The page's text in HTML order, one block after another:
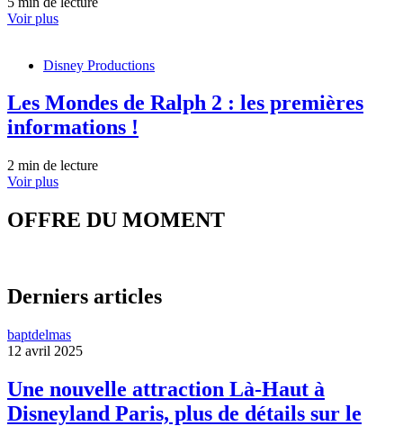
Voir plus
Disney Productions
Les Mondes de Ralph 2 : les premières
informations !
2 min de lecture
Voir plus
OFFRE DU MOMENT
Derniers articles
baptdelmas
12 avril 2025
Une nouvelle attraction Là-Haut à
Disneyland Paris, plus de détails sur le